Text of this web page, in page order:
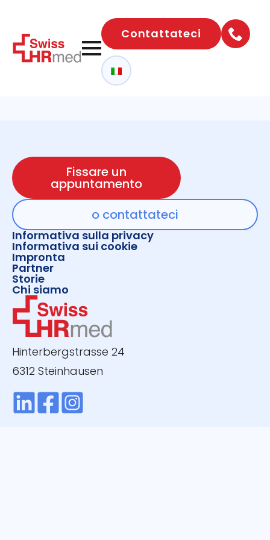
Contattateci
Hinterbergstrasse 24
6312 Steinhausen
Partner
Storie
Chi siamo
Informativa sulla privacy
Informativa sui cookie
Impronta
Fissare un
appuntamento
o contattateci